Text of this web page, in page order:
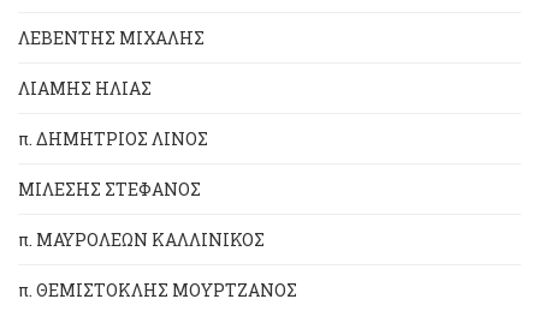
ΛΕΒΕΝΤΗΣ ΜΙΧΑΛΗΣ
ΛΙΑΜΗΣ ΗΛΙΑΣ
π. ΔΗΜΗΤΡΙΟΣ ΛΙΝΟΣ
ΜΙΛΕΣΗΣ ΣΤΕΦΑΝΟΣ
π. ΜΑΥΡΟΛΕΩΝ ΚΑΛΛΙΝΙΚΟΣ
π. ΘΕΜΙΣΤΟΚΛΗΣ ΜΟΥΡΤΖΑΝΟΣ